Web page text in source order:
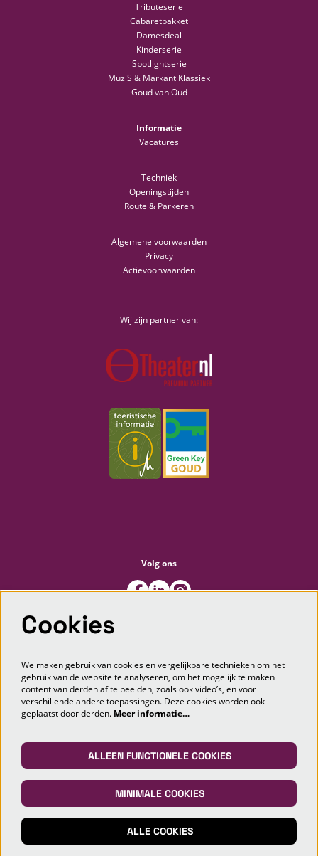
Tributeserie
Cabaretpakket
Damesdeal
Kinderserie
Spotlightserie
MuziS & Markant Klassiek
Goud van Oud
Informatie
Vacatures
Techniek
Openingstijden
Route & Parkeren
Algemene voorwaarden
Privacy
Actievoorwaarden
Wij zijn partner van:
Volg ons
Meld je aan voor de nieuwsbrief
AANMELDEN
Deze site wordt beschermd door reCAPTCHA, dataverwerking gebeurt in overeenstemming met deCloud Data Processing
Powered byCultureSuite
Cookies
We maken gebruik van cookies en vergelijkbare technieken om het
gebruik van de website te analyseren, om het mogelijk te maken
content van derden af te beelden, zoals ook video’s, en voor
verschillende andere toepassingen. Deze cookies worden ook
geplaatst door derden. Meer informatie…
ALLEEN FUNCTIONELE COOKIES
MINIMALE COOKIES
ALLE COOKIES